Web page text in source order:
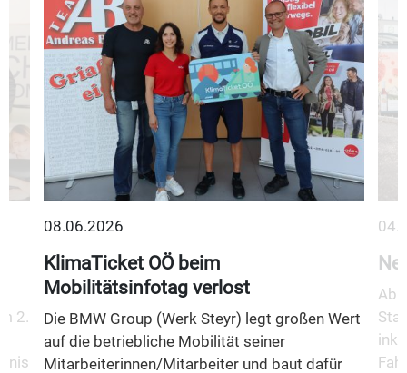
2.
08.06.2026
KlimaTicket OÖ beim
Mobilitätsinfotag verlost
Die BMW Group (Werk Steyr) legt großen Wert
auf die betriebliche Mobilität seiner
Mitarbeiterinnen/Mitarbeiter und baut dafür
Ab